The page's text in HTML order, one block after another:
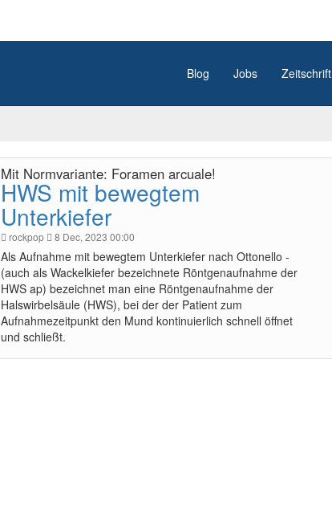
Blog Jobs Zeitschrift
Mit Normvariante: Foramen arcuale!
HWS mit bewegtem
Unterkiefer
rockpop 8 Dec, 2023 00:00
Als Aufnahme mit bewegtem Unterkiefer nach Ottonello -
(auch als Wackelkiefer bezeichnete Röntgenaufnahme der
HWS ap) bezeichnet man eine Röntgenaufnahme der
Halswirbelsäule (HWS), bei der der Patient zum
Aufnahmezeitpunkt den Mund kontinuierlich schnell öffnet
und schließt.